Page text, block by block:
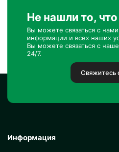
Не нашли то,
Вы можете связаться с
информации и всех наших
Вы можете связаться с
24/7.
Свяжитесь
Информация